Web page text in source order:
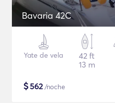
Bavaria 42C
Yate de vela
42 ft
13 m
$562/noche